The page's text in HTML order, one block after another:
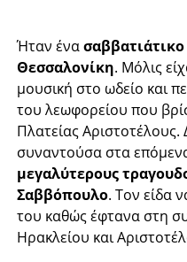
Ήταν ένα
Θεσσαλονίκη. Μόλις
μουσική στο ωδείο και
του λεωφορείου που
Πλατείας
συναντούσα στα
μεγαλύτερους
Σαββόπουλο. Τον είδα
του καθώς έφτανα στη
Ηρακλείου και